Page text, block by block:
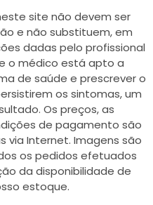
site não devem ser
e não substituem, em
dadas pelo profissional
o médico está apto a
de saúde e prescrever o
os sintomas, um
Os preços, as
de pagamento são
via Internet. Imagens são
os pedidos efetuados
da disponibilidade de
estoque.